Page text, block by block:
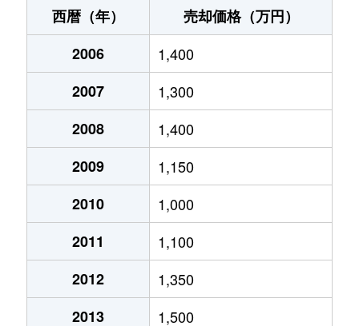
泉中央
1,700万円 泉中央
泉中央
2,800万円
泉中央
4,900万円
市名坂
3,100万円
市名坂
1,900万円
2,300万円
2,100万円
500万円
450万円
西暦（年）
売却価格（万円）
2006
1,400
2007
1,300
2008
1,400
2009
1,150
2010
1,000
2011
1,100
2012
1,350
2013
1,500